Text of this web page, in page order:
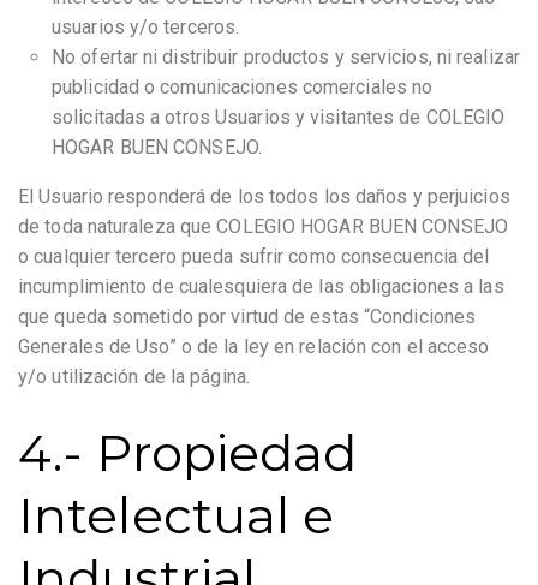
usuarios y/o terceros.
No ofertar ni distribuir productos y servicios, ni realizar
publicidad o comunicaciones comerciales no
solicitadas a otros Usuarios y visitantes de COLEGIO
HOGAR BUEN CONSEJO.
El Usuario responderá de los todos los daños y perjuicios
de toda naturaleza que COLEGIO HOGAR BUEN CONSEJO
o cualquier tercero pueda sufrir como consecuencia del
incumplimiento de cualesquiera de las obligaciones a las
que queda sometido por virtud de estas “Condiciones
Generales de Uso” o de la ley en relación con el acceso
y/o utilización de la página.
4.- Propiedad
Intelectual e